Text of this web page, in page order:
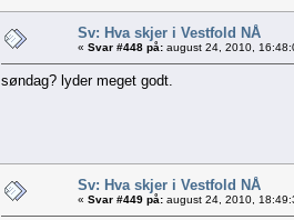
Sv: Hva skjer i Vestfold NÅ
« Svar #448 på: august 24, 2010,
søndag? lyder meget godt.
Sv: Hva skjer i Vestfold NÅ
« Svar #449 på: august 24, 2010,